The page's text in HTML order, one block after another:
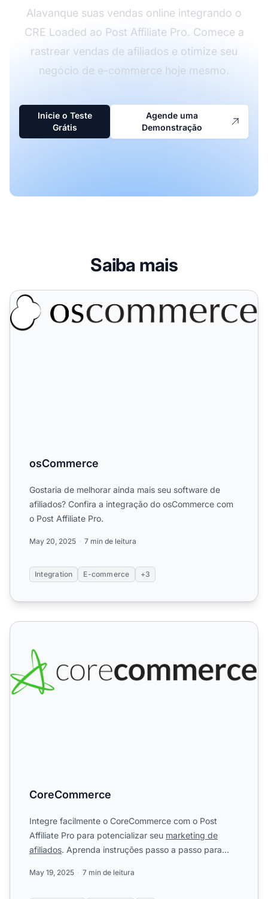
Alavanque suas vendas online integrando o
CRE Loaded ao Post Affiliate Pro. Comece a
rastrear vendas de afiliados e otimize seu
negócio de e-commerce hoje mesmo.
Inicie o Teste
Grátis
Agende uma
Demonstração
Saiba mais
osCommerce
osCommerce
Gostaria de melhorar ainda mais seu software de
afiliados? Confira a integração do osCommerce com
o Post Affiliate Pro.
May 20, 2025 7 min de leitura
Integration E-commerce +3
CoreCommerce
CoreCommerce
Integre facilmente o CoreCommerce com o Post
Affiliate Pro para potencializar seu marketing de
afiliados. Aprenda instruções passo a passo para
May 19, 2025 7 min de leitura